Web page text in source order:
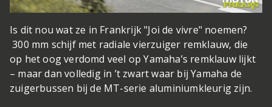
Is dit nou wat ze in Frankrijk "Joi de vivre" noemen?
300 mm schijf met radiale vierzuiger remklauw, die
op het oog verdomd veel op Yamaha’s remklauw lijkt
– maar dan volledig in ’t zwart waar bij Yamaha de
zuigerbussen bij de MT-serie aluminiumkleurig zijn.